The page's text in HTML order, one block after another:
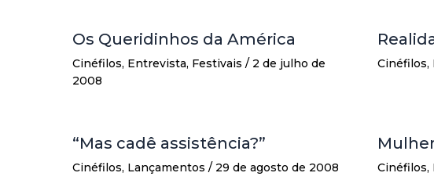
Os Queridinhos da América
Cinéfilos, Entrevista, Festivais / 2 de julho de
2008
Cinéfilos,
“Mas cadê assistência?”
Cinéfilos, Lançamentos / 29 de agosto de 2008 Cinéfilos,